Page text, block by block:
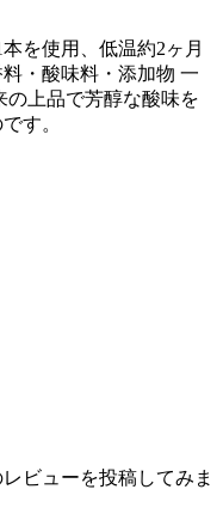
を使用、低温約2ヶ月
・酸味料・添加物 一
の上品で芳醇な酸味を
す。
ビューを投稿してみま